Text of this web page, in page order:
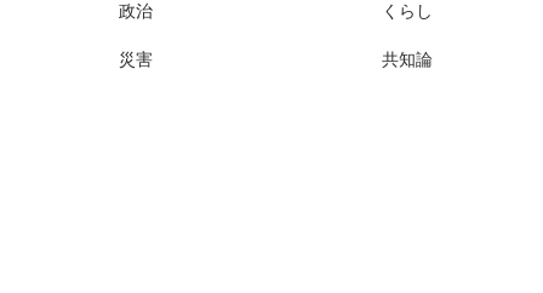
政治 くらし
災害 共知論